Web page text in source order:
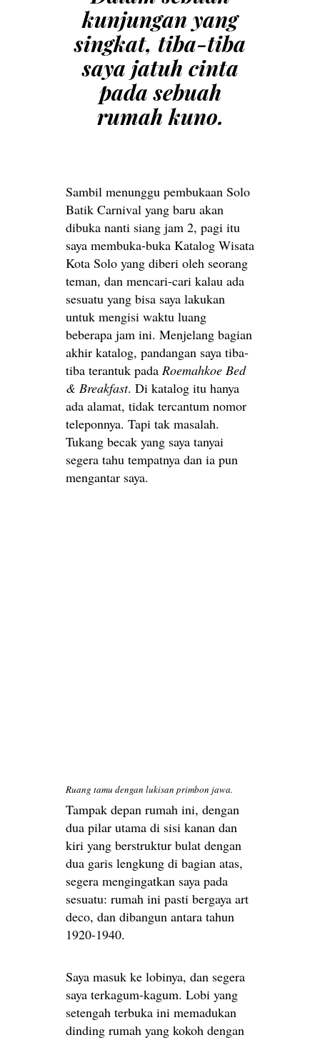
kunjungan yang
singkat, tiba-tiba
saya jatuh cinta
pada sebuah
rumah kuno.
Sambil menunggu pembukaan Solo
Batik Carnival yang baru akan
dibuka nanti siang jam 2, pagi itu
saya membuka-buka Katalog Wisata
Kota Solo yang diberi oleh seorang
teman, dan mencari-cari kalau ada
sesuatu yang bisa saya lakukan
untuk mengisi waktu luang
beberapa jam ini. Menjelang bagian
akhir katalog, pandangan saya tiba-
tiba terantuk pada Roemahkoe Bed
& Breakfast. Di katalog itu hanya
ada alamat, tidak tercantum nomor
teleponnya. Tapi tak masalah.
Tukang becak yang saya tanyai
segera tahu tempatnya dan ia pun
mengantar saya.
Ruang tamu dengan lukisan primbon jawa.
Tampak depan rumah ini, dengan
dua pilar utama di sisi kanan dan
kiri yang berstruktur bulat dengan
dua garis lengkung di bagian atas,
segera mengingatkan saya pada
sesuatu: rumah ini pasti bergaya art
deco, dan dibangun antara tahun
1920-1940.
Saya masuk ke lobinya, dan segera
saya terkagum-kagum. Lobi yang
setengah terbuka ini memadukan
dinding rumah yang kokoh dengan